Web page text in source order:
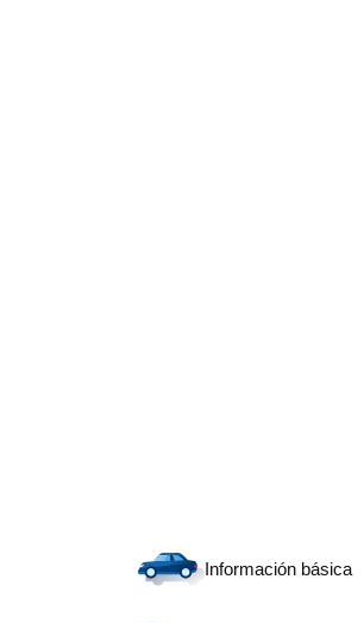
Información básica